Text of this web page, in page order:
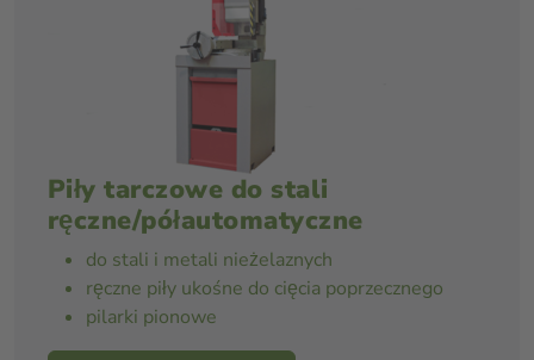
Piły tarczowe do stali
ręczne/półautomatyczne
do stali i metali nieżelaznych
ręczne piły ukośne do cięcia poprzecznego
pilarki pionowe